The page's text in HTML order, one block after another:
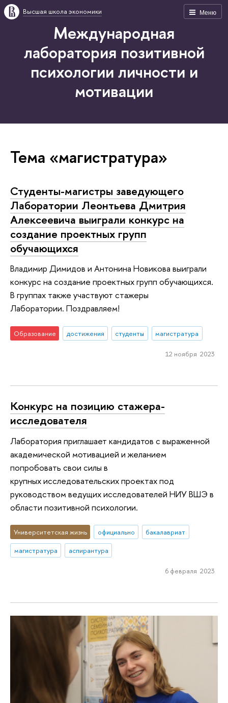
Меню
Высшая школа экономики
Международная
лаборатория позитивной
психологии личности и
мотивации
Тема «магистратура»
Студенты-магистры заведующего
Лаборатории Леонтьева Дмитрия
Алексеевича выиграли конкурс на
создание проектных групп
обучающихся
Владимир Димидов и Антонина Новикова выиграли
конкурс на создание проектных групп обучающихся.
В группах также участвуют стажеры
Лаборатории. Поздравляем!
Образование достижения студенты магистратура
12 ноября 2023
Конкурс на позицию стажера-
исследователя
Лаборатория приглашает кандидатов с выраженной
академической мотивацией и желанием
попробовать свои силы в
крупных исследовательских проектах под
руководством ведущих исследователей НИУ ВШЭ в
области позитивной психологии.
Университетская жизнь официально
бакалавриат
магистратура
аспирантура
6 февраля 2023